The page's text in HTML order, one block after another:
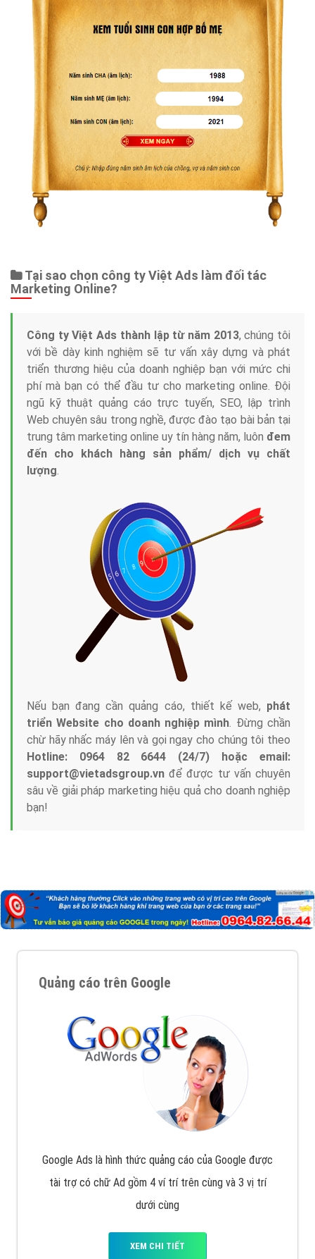
Tại sao chọn công ty Việt Ads làm đối tác
Marketing Online?
Công ty Việt Ads thành lập từ năm 2013, chúng tôi
với bề dày kinh nghiệm sẽ tư vấn xây dựng và phát
triển thương hiệu của doanh nghiệp bạn với mức chi
phí mà bạn có thể đầu tư cho marketing online. Đội
ngũ kỹ thuật quảng cáo trực tuyến, SEO, lập trình
Web chuyên sâu trong nghề, được đào tạo bài bản tại
trung tâm marketing online uy tín hàng năm, luôn đem
đến cho khách hàng sản phẩm/ dịch vụ chất
lượng.
Nếu bạn đang cần quảng cáo, thiết kế web, phát
triển Website cho doanh nghiệp mình. Đừng chần
chừ hãy nhấc máy lên và gọi ngay cho chúng tôi theo
Hotline: 0964 82 6644 (24/7) hoặc email:
support@vietadsgroup.vn để được tư vấn chuyên
sâu về giải pháp marketing hiệu quả cho doanh nghiệp
bạn!
Quảng cáo trên Google
Google Ads là hình thức quảng cáo của Google được
tài trợ có chữ Ad gồm 4 ví trí trên cùng và 3 vị trí
dưới cùng
XEM CHI TIẾT